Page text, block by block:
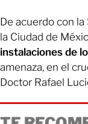
De acuerdo con
la Ciudad de
instalaciones de
amenaza, en el
Doctor Rafael